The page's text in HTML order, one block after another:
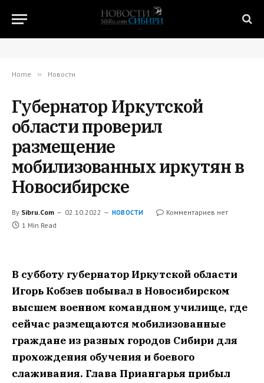
Home » Новости
Губернатор Иркутской
области проверил
размещение
мобилизованных иркутян в
Новосибирске
By Sibru.Com 02.10.2022 НОВОСТИ
Комментариев нет
1 Min Read
В субботу губернатор Иркутской области
Игорь Кобзев побывал в Новосибирском
высшем военном командном училище, где
сейчас размещаются мобилизованные
граждане из разных городов Сибири для
прохождения обучения и боевого
слаживания. Глава Приангарья прибыл